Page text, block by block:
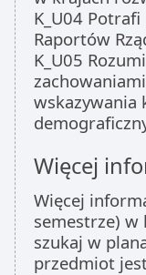
K_U04
Raportów
K_U05
wskazywania
Więcej
Więcej
semestrze)
szukaj w
przedmiot